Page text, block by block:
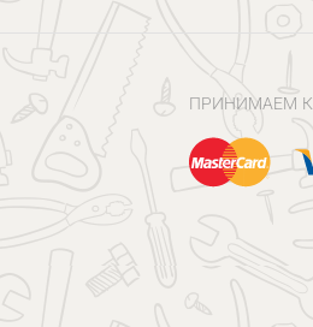
ПРИНИМАЕМ К